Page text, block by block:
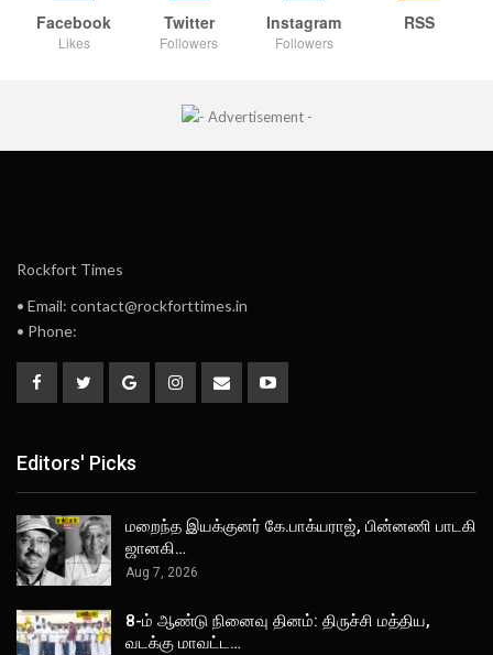
Facebook
Likes
Twitter
Followers
Instagram
Followers
RSS
Rockfort Times
• Email: contact@rockforttimes.in
• Phone:
Editors' Picks
மறைந்த இயக்குனர் கே.பாக்யராஜ், பின்னணி பாடகி
ஜானகி…
Aug 7, 2026
8-ம் ஆண்டு நினைவு தினம்: திருச்சி மத்திய,
வடக்கு மாவட்ட…